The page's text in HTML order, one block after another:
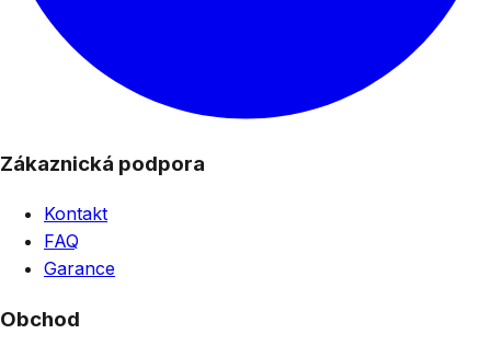
Zákaznická podpora
Kontakt
FAQ
Garance
Obchod